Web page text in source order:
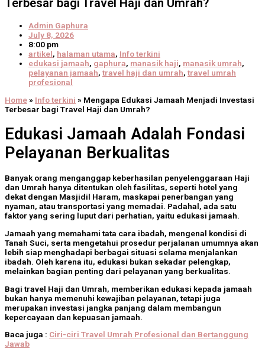
Terbesar bagi Travel Haji dan Umrah?
Admin Gaphura
July 8, 2026
8:00 pm
artikel, halaman utama, Info terkini
edukasi jamaah, gaphura, manasik haji, manasik umrah,
pelayanan jamaah, travel haji dan umrah, travel umrah
profesional
Home» Info terkini » Mengapa Edukasi Jamaah Menjadi Investasi
Terbesar bagi Travel Haji dan Umrah?
Edukasi Jamaah Adalah Fondasi
Pelayanan Berkualitas
Banyak orang menganggap keberhasilan penyelenggaraan Haji
dan Umrah hanya ditentukan oleh fasilitas, seperti hotel yang
dekat dengan Masjidil Haram, maskapai penerbangan yang
nyaman, atau transportasi yang memadai. Padahal, ada satu
faktor yang sering luput dari perhatian, yaitu edukasi jamaah.
Jamaah yang memahami tata cara ibadah, mengenal kondisi di
Tanah Suci, serta mengetahui prosedur perjalanan umumnya akan
lebih siap menghadapi berbagai situasi selama menjalankan
ibadah. Oleh karena itu, edukasi bukan sekadar pelengkap,
melainkan bagian penting dari pelayanan yang berkualitas.
Bagi travel Haji dan Umrah, memberikan edukasi kepada jamaah
bukan hanya memenuhi kewajiban pelayanan, tetapi juga
merupakan investasi jangka panjang dalam membangun
kepercayaan dan kepuasan jamaah.
Baca juga : Ciri-ciri Travel Umrah Profesional dan Bertanggung
Jawab